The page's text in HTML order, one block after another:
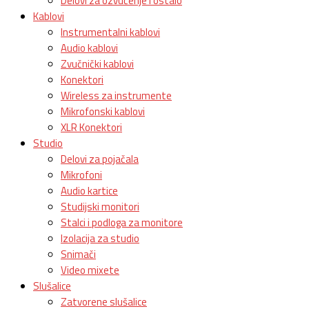
Kablovi
Instrumentalni kablovi
Audio kablovi
Zvučnički kablovi
Konektori
Wireless za instrumente
Mikrofonski kablovi
XLR Konektori
Studio
Delovi za pojačala
Mikrofoni
Audio kartice
Studijski monitori
Stalci i podloga za monitore
Izolacija za studio
Snimači
Video mixete
Slušalice
Zatvorene slušalice